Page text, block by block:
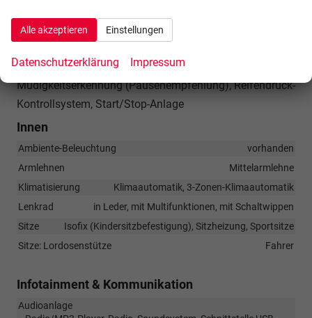
Assistance-System), Servolenkung elektro-mechanisch,
System: Ausweich-Assistent, Fahrassistenz-System:
Müdigkeitserkennung (Pausenempfehlung), Reifendruck-
Kontrollsystem, Start/Stop-Anlage
Innen
Ambiente-Beleuchtung
vorhanden
Armlehnen
Mittelarmlehne
Klimatisierung
Klimaautomatik, 3-Zonen-Klimaautomatik
Lenkrad
in Leder, mit Multifunktionen, mit Schaltwippen
Sitze
Isofix (Kindersitzbefestigung), Sitzheizung, Sportsitze
Sitze: Lordosenstütze
Fahrer
Infotainment & Kommunikation
Audioanlage
Alle akzeptieren Einstellungen
Datenschutzerklärung Impressum